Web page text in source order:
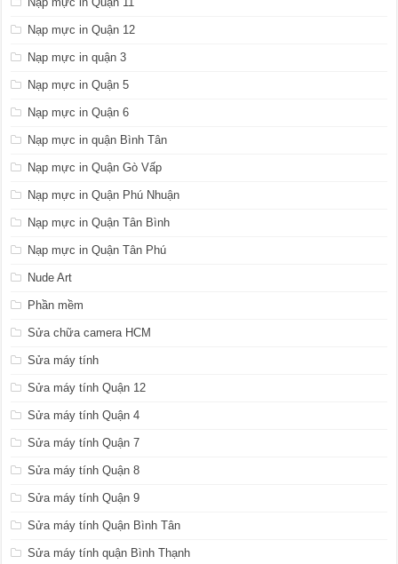
Nạp mực in Quận 12
Nạp mực in quận 3
Nạp mực in Quận 5
Nạp mực in Quận 6
Nạp mực in quận Bình Tân
Nạp mực in Quận Gò Vấp
Nạp mực in Quận Phú Nhuận
Nạp mực in Quận Tân Bình
Nạp mực in Quận Tân Phú
Nude Art
Phần mềm
Sửa chữa camera HCM
Sửa máy tính
Sửa máy tính Quận 12
Sửa máy tính Quận 4
Sửa máy tính Quận 7
Sửa máy tính Quận 8
Sửa máy tính Quận 9
Sửa máy tính Quận Bình Tân
Sửa máy tính quận Bình Thạnh